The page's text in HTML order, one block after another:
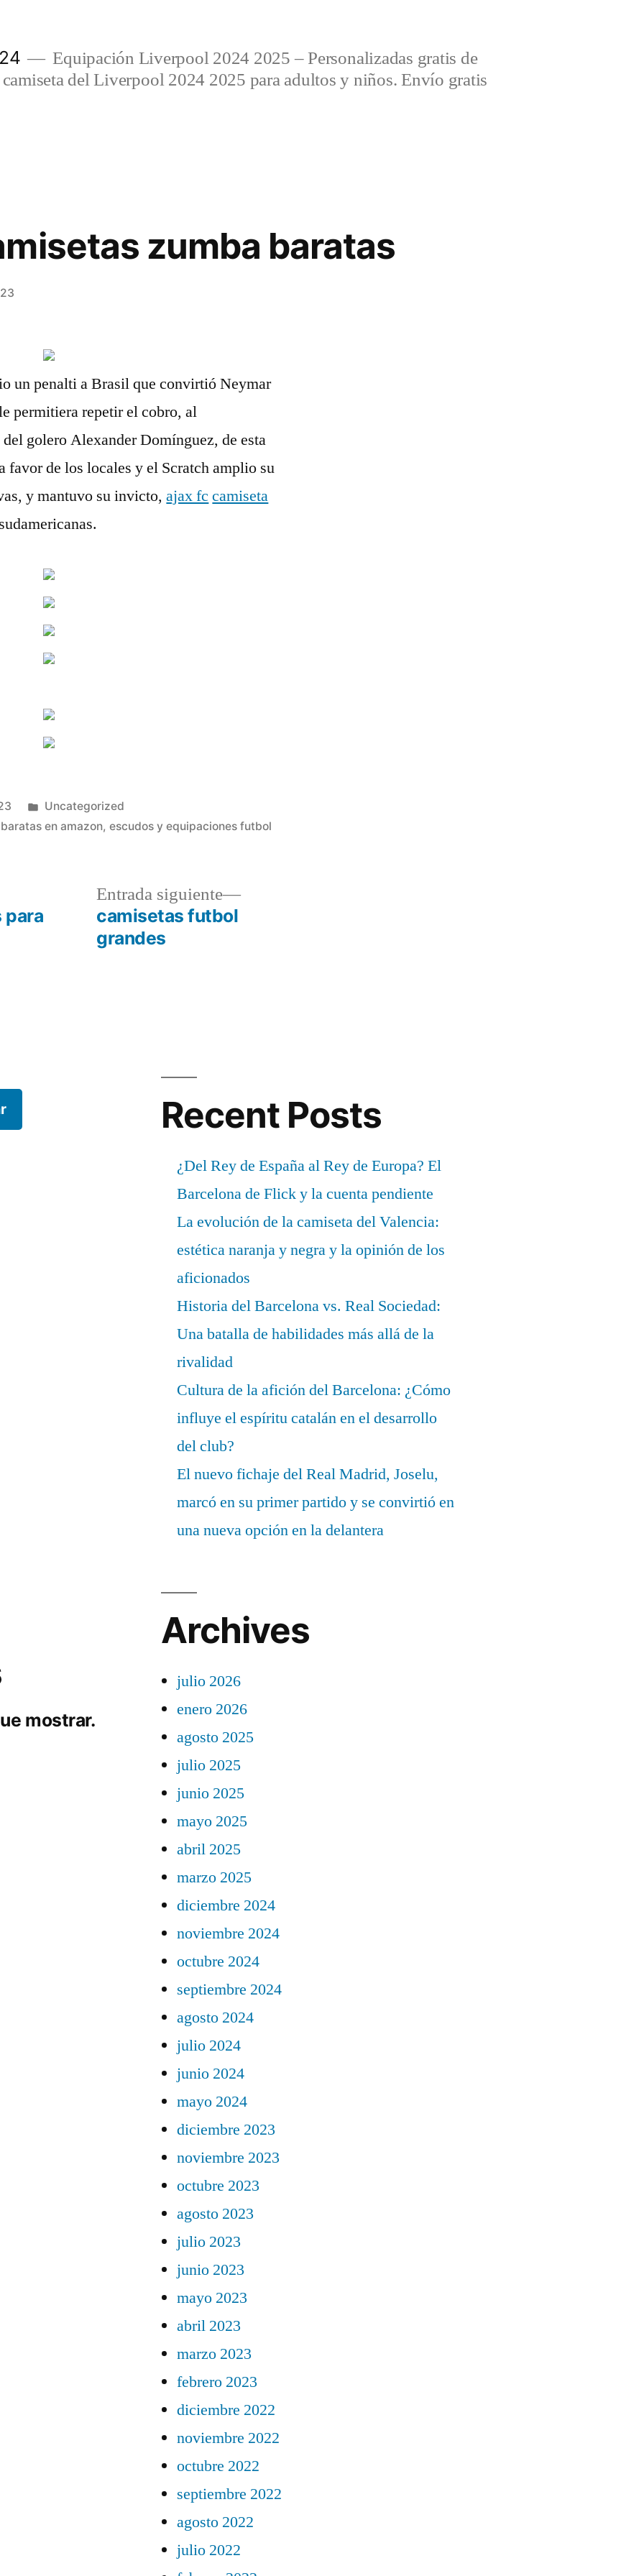
Equipación Liverpool 2024 2025 – Personalizadas gratis de
del Liverpool 2024 2025 para adultos y niños. Envío gratis
zumba baratas
un penalti a Brasil que convirtió Neymar
permitiera repetir el cobro, al
golero Alexander Domínguez, de esta
favor de los locales y el Scratch amplio su
y mantuvo su invicto,ajax fc camiseta
Publicado
en
Uncategorized
en amazon,escudos y equipaciones futbol
para
Entrada siguiente
Entrada
camisetas futbol
grandes
Recent Posts
¿Del Rey de España al Rey de Europa? El
Barcelona de Flick y la cuenta pendiente
La evolución de la camiseta del Valencia:
estética naranja y negra y la opinión de los
aficionados
Historia del Barcelona vs. Real Sociedad:
Una batalla de habilidades más allá de la
rivalidad
Cultura de la afición del Barcelona: ¿Cómo
influye el espíritu catalán en el desarrollo
del club?
El nuevo fichaje del Real Madrid, Joselu,
marcó en su primer partido y se convirtió en
una nueva opción en la delantera
mostrar.
Archives
julio 2026
enero 2026
agosto 2025
julio 2025
junio 2025
mayo 2025
abril 2025
marzo 2025
diciembre 2024
noviembre 2024
octubre 2024
septiembre 2024
agosto 2024
julio 2024
junio 2024
mayo 2024
diciembre 2023
noviembre 2023
octubre 2023
agosto 2023
julio 2023
junio 2023
mayo 2023
abril 2023
marzo 2023
febrero 2023
diciembre 2022
noviembre 2022
octubre 2022
septiembre 2022
agosto 2022
julio 2022